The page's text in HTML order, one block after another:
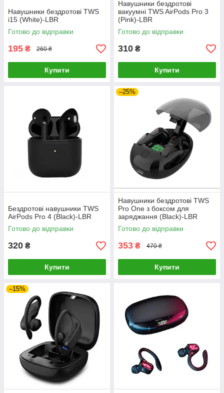
Навушники бездротові TWS
i15 (White)-LВR
Готово до відправки
195 ₴ 260 ₴
Купити
Навушники бездротові
вакуумні TWS AirPods Pro 3
(Pink)-LВR
Готово до відправки
310 ₴
Купити
Бездротові навушники TWS
AirPods Pro 4 (Black)-LВR
Готово до відправки
320 ₴
Купити
–25%
Навушники бездротові TWS
Pro One з боксом для
заряджання (Black)-LВR
Готово до відправки
353 ₴ 470 ₴
Купити
–15%